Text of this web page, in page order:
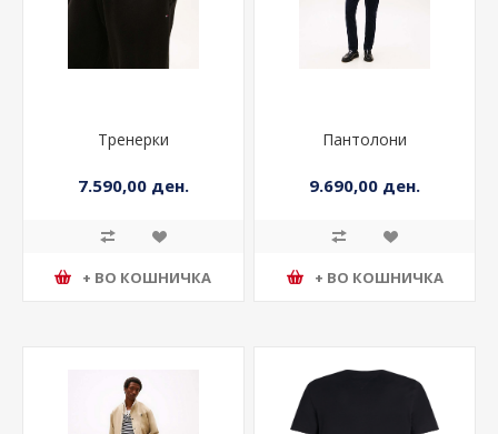
Тренерки
7.590,00 ден.
+ ВО КОШНИЧКА
Пантолони
9.690,00 ден.
+ ВО КОШНИЧКА